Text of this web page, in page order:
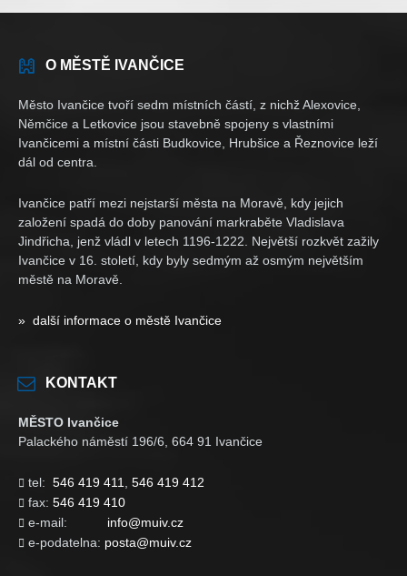
O MĚSTĚ IVANČICE
Město Ivančice tvoří sedm místních částí, z nichž Alexovice,
Němčice a Letkovice jsou stavebně spojeny s vlastními
Ivančicemi a místní části Budkovice, Hrubšice a Řeznovice leží
dál od centra.
Ivančice patří mezi nejstarší města na Moravě, kdy jejich
založení spadá do doby panování markraběte Vladislava
Jindřicha, jenž vládl v letech 1196-1222. Největší rozkvět zažily
Ivančice v 16. století, kdy byly sedmým až osmým největším
městě na Moravě.
» další informace o městě Ivančice
KONTAKT
MĚSTO Ivančice
Palackého náměstí 196/6, 664 91 Ivančice
 tel: 546 419 411 546 419 412
 fax: 546 419 410
 e-mail: info@muiv.cz
 e-podatelna: posta@muiv.cz